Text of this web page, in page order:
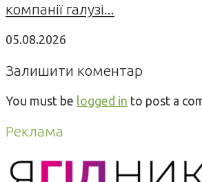
компанії галузі...
05.08.2026
Залишити коментар
You must be logged in to post a
Реклама